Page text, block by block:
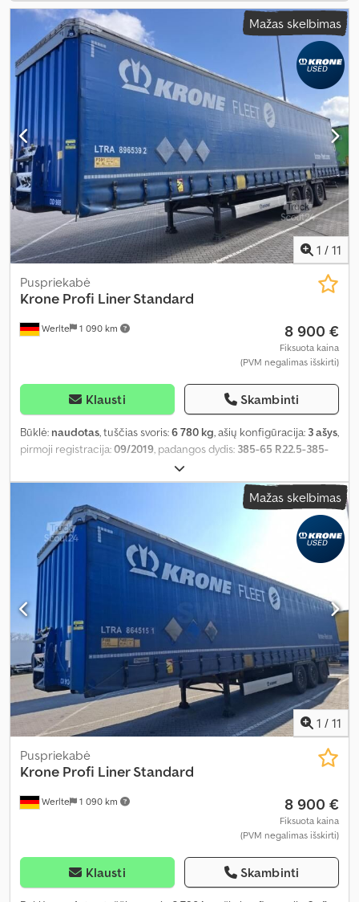
Mažas skelbimas
1 / 11
Werlte 1 090 km
Puspriekabė
Krone Profi Liner Standard
8 900 €
Fiksuota kaina
(PVM negalimas išskirti)
Klausti Skambinti
Būklė: naudotas, tuščias svoris:6 780 kg, ašių konfigūracija: 3 ašys,
pirmoji registracija:09/2019 , padangos dydis: 385-65 R22.5-385-
, rida:
Mažas skelbimas
1 / 11
Werlte 1 090 km
Puspriekabė
Krone Profi Liner Standard
8 900 €
Fiksuota kaina
(PVM negalimas išskirti)
Klausti Skambinti